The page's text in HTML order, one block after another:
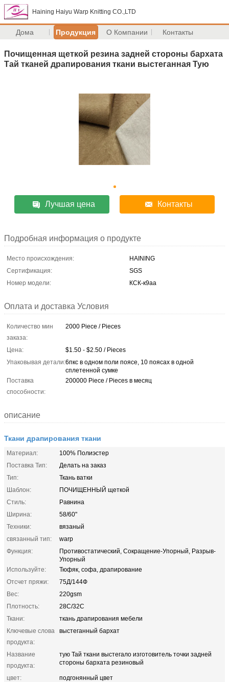
Haining Haiyu Warp Knitting CO.,LTD
Дома Продукция О Компании Контакты
Почищенная щеткой резина задней стороны бархата
Тай тканей драпирования ткани выстеганная Тую
Лучшая цена Контакты
Подробная информация о продукте
Место происхождения:
HAINING
Сертификация:
SGS
Номер модели:
КСК-к9аа
Оплата и доставка Условия
Количество мин
заказа:
2000 Piece / Pieces
Цена:
$1.50 - $2.50 / Pieces
Упаковывая детали:6пкс в одном поли поясе, 10 поясах в одной
сплетенной сумке
Поставка
способности:
200000 Piece / Pieces в месяц
описание
Ткани драпирования ткани
Материал:
100% Полиэстер
Поставка Тип:
Делать на заказ
Тип:
Ткань ватки
Шаблон:
ПОЧИЩЕННЫЙ щеткой
Стиль:
Равнина
Ширина:
58/60"
Техники:
вязаный
связанный тип:
warp
Функция:
Противостатический, Сокращение-Упорный, Разрыв-
Упорный
Используйте:
Тюфяк, софа, драпирование
Отсчет пряжи:
75Д/144Ф
Вес:
220gsm
Плотность:
28С/32С
Ткани:
ткань драпирования мебели
Ключевые слова
продукта:
выстеганный бархат
Название
продукта:
тую Тай ткани выстегало изготовитель точки задней
стороны бархата резиновый
цвет:
подгонянный цвет